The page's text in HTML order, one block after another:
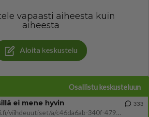
vapaasti aiheesta kuin
aiheesta
Aloita keskustelu
Osallistu keskusteluun
ei mene hyvin
https://www.iltalehti.fi/viihdeuutiset/a/c46da6ab-340f-4790-aaa7-0865eed2336 Yrityksen konkurssihakemus on tullut kärä
333